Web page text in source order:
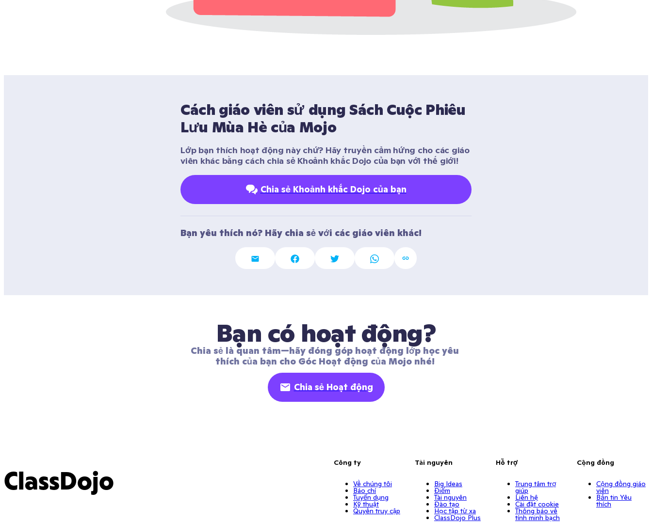
Cách giáo viên sử dụng Sách Cuộc Phiêu
Lưu Mùa Hè của Mojo
Lớp bạn thích hoạt động này chứ? Hãy truyền cảm hứng cho các giáo
viên khác bằng cách chia sẻ Khoảnh khắc Dojo của bạn với thế giới!
Chia sẻ Khoảnh khắc Dojo của bạn
Bạn yêu thích nó? Hãy chia sẻ với các giáo viên khác!
Bạn có hoạt động?
Chia sẻ là quan tâm—hãy đóng góp hoạt động lớp học yêu
thích của bạn cho Góc Hoạt động của Mojo nhé!
Chia sẻ Hoạt động
ClassDojo
Công ty
Về chúng tôi
Báo chí
Tuyển dụng
Kỹ thuật
Quyền truy cập
Tài nguyên
Big Ideas
Điểm
Tài nguyên
Đào tạo
Học tập từ xa
ClassDojo Plus
Hỗ trợ
Trung tâm trợ
giúp
Liên hệ
Cài đặt cookie
Thông báo về
tính minh bạch
Cộng đồng
Cộng đồng giáo
viên
Bản tin Yêu
thích